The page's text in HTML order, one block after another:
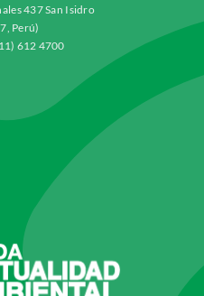
437 San Isidro
Perú)
612 4700